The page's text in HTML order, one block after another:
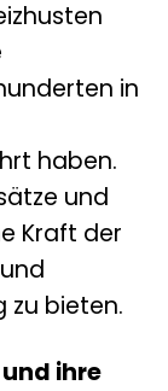
in
haben.
und
Kraft der
zu bieten.
ihre